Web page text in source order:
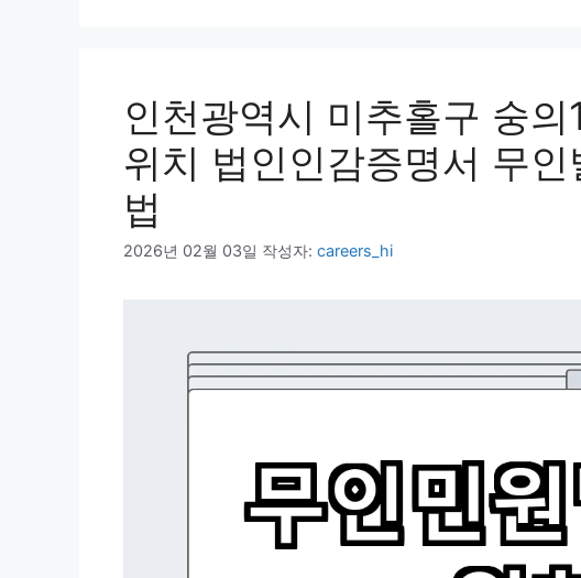
인천광역시 미추홀구 숭
위치 법인인감증명서 무
법
2026년 02월 03일 작성자: careers_hi